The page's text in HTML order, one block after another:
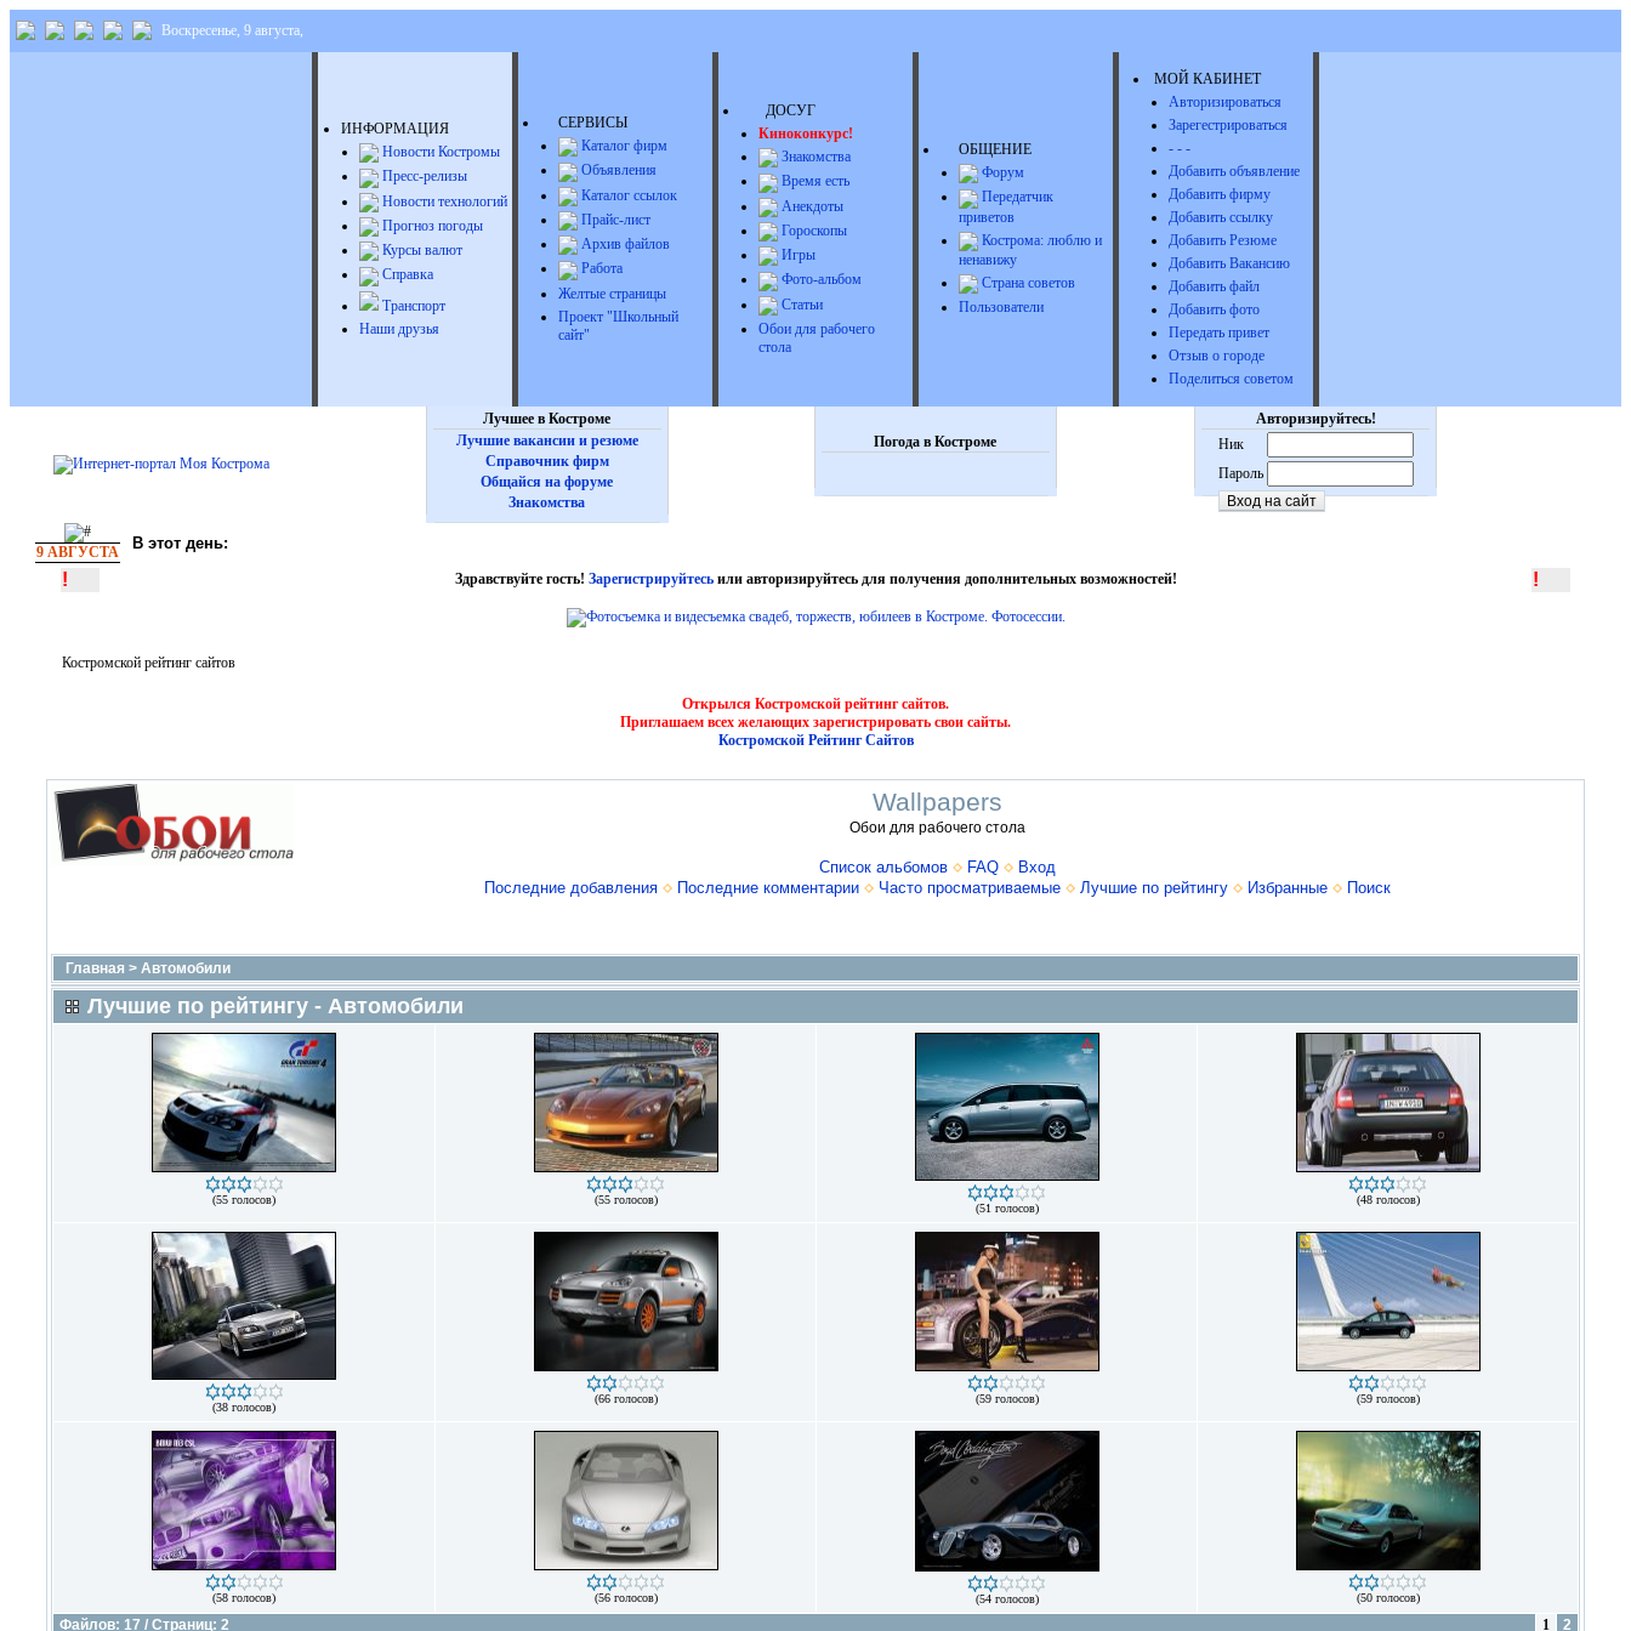
Воскресенье, 9 августа,
ИНФОРМАЦИЯ
Новости Костромы
Пресс-релизы
Новости технологий
Прогноз погоды
Курсы валют
Справка
Транспорт
Наши друзья
СЕРВИСЫ
Каталог фирм
Объявления
Каталог ссылок
Прайс-лист
Архив файлов
Работа
Желтые страницы
Проект "Школьный
сайт"
ДОСУГ
Киноконкурс!
Знакомства
Время есть
Анекдоты
Гороскопы
Игры
Фото-альбом
Статьи
Обои для рабочего
стола
ОБЩЕНИЕ
Форум
Передатчик
приветов
Кострома: люблю и
ненавижу
Страна советов
Пользователи
МОЙ КАБИНЕТ
Авторизироваться
Зарегестрироваться
- - -
Добавить объявление
Добавить фирму
Добавить ссылку
Добавить Резюме
Добавить Вакансию
Добавить файл
Добавить фото
Передать привет
Отзыв о городе
Поделиться советом
Лучшее в Костроме
Лучшие вакансии и резюме
Справочник фирм
Общайся на форуме
Знакомства
Погода в Костроме
Авторизируйтесь!
Ник
Пароль
9 АВГУСТА В этот день:
! Здравствуйте гость! Зарегистрируйтесьили авторизируйтесь для получения дополнительных возможностей! !
Костромской рейтинг сайтов
Открылся Костромской рейтинг сайтов.
Приглашаем всех желающих зарегистрировать свои сайты.
Костромской Рейтинг Сайтов
Wallpapers
Обои для рабочего стола
Список альбомов FAQ
Вход
Последние добавления
Последние комментарии Часто просматриваемые Лучшие по рейтингу Избранные Поиск
Главная > Автомобили
Лучшие по рейтингу - Автомобили
(55 голосов) (55 голосов)
(51 голосов)
(48 голосов)
(38 голосов)
(66 голосов) (59 голосов) (59 голосов)
(58 голосов) (56 голосов) (54 голосов) (50 голосов)
Файлов: 17 / Страниц: 2 1 2